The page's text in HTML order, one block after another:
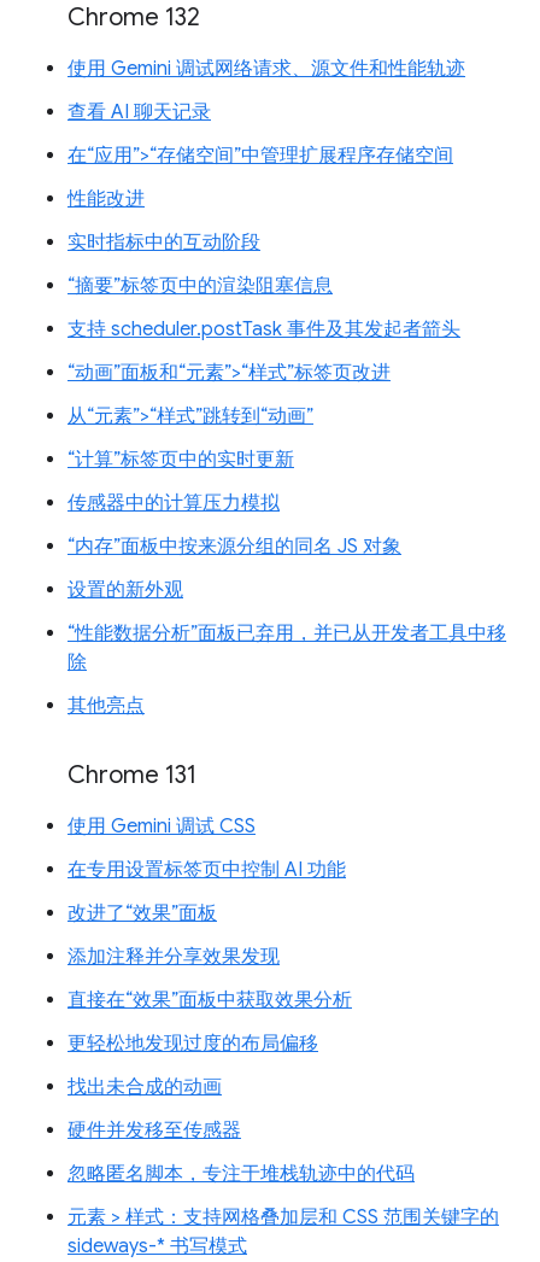
Chrome 132
使用 Gemini 调试网络请求、源文件和性能轨迹
查看 AI 聊天记录
在“应用”>“存储空间”中管理扩展程序存储空间
性能改进
实时指标中的互动阶段
“摘要”标签页中的渲染阻塞信息
支持 scheduler.postTask 事件及其发起者箭头
“动画”面板和“元素”>“样式”标签页改进
从“元素”>“样式”跳转到“动画”
“计算”标签页中的实时更新
传感器中的计算压力模拟
“内存”面板中按来源分组的同名 JS 对象
设置的新外观
“性能数据分析”面板已弃用，并已从开发者工具中移
除
其他亮点
Chrome 131
使用 Gemini 调试 CSS
在专用设置标签页中控制 AI 功能
改进了“效果”面板
添加注释并分享效果发现
直接在“效果”面板中获取效果分析
更轻松地发现过度的布局偏移
找出未合成的动画
硬件并发移至传感器
忽略匿名脚本，专注于堆栈轨迹中的代码
元素 > 样式：支持网格叠加层和 CSS 范围关键字的
sideways-* 书写模式